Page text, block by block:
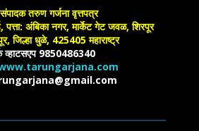
तरुण गर्जना वृत्तपत्र
पत्ता: अंबिका नगर, मार्केट गेट जवळ, शिरपूर
जिल्हा धुळे, 425405 महाराष्ट्र
व्हाटसएप 9850486340